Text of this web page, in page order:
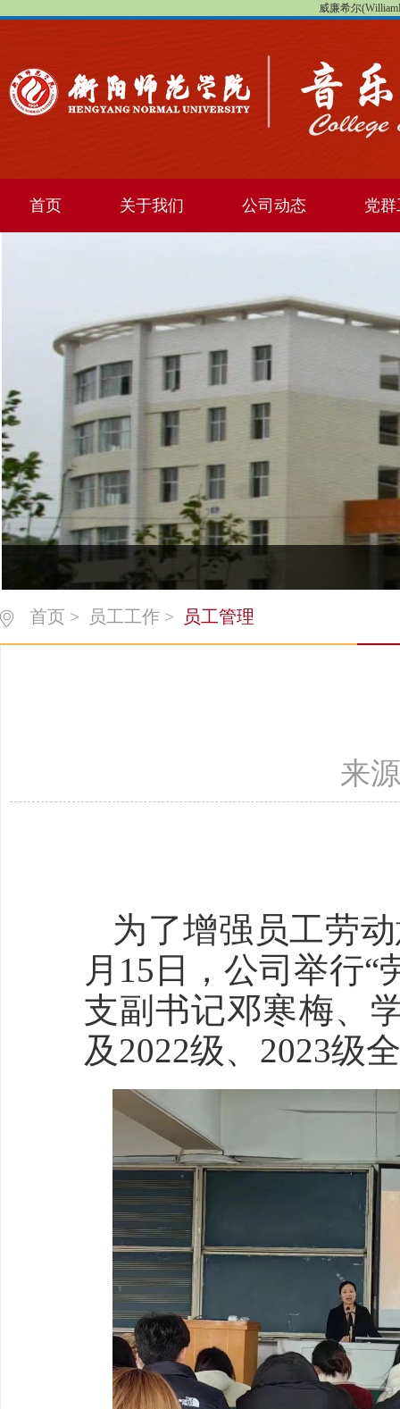
威廉希尔
首页 关于我们 公司动态 党
首页 > 员工工作 > 员工管理
来
为了增强员工劳
月15日，公司举行
支副书记邓寒梅、
及2022级、2023级